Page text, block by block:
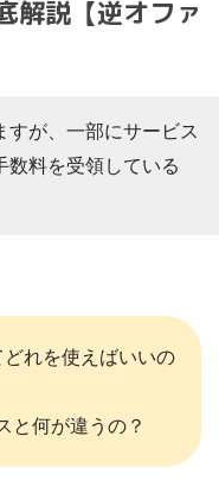
解説【逆オファ
すが、一部にサービス
数料を受領している
れを使えばいいの
と何が違うの？